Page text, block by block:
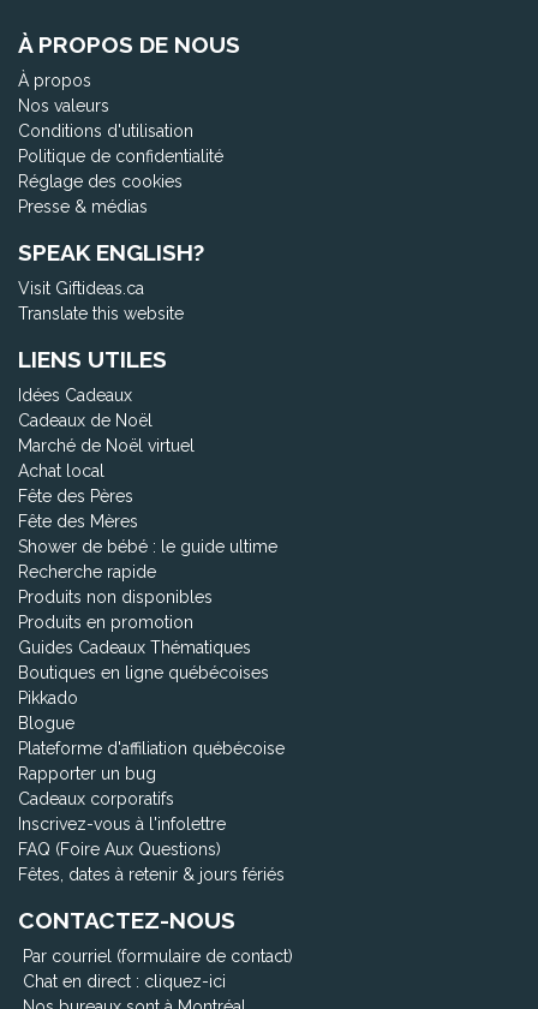
À PROPOS DE NOUS
À propos
Nos valeurs
Conditions d'utilisation
Politique de confidentialité
Réglage des cookies
Presse & médias
SPEAK ENGLISH?
Visit Giftideas.ca
Translate this website
LIENS UTILES
Idées Cadeaux
Cadeaux de Noël
Marché de Noël virtuel
Achat local
Fête des Pères
Fête des Mères
Shower de bébé : le guide ultime
Recherche rapide
Produits non disponibles
Produits en promotion
Guides Cadeaux Thématiques
Boutiques en ligne québécoises
Pikkado
Blogue
Plateforme d'affiliation québécoise
Rapporter un bug
Cadeaux corporatifs
Inscrivez-vous à l'infolettre
FAQ (Foire Aux Questions)
Fêtes, dates à retenir & jours fériés
CONTACTEZ-NOUS
Par courriel (formulaire de contact)
Chat en direct : cliquez-ici